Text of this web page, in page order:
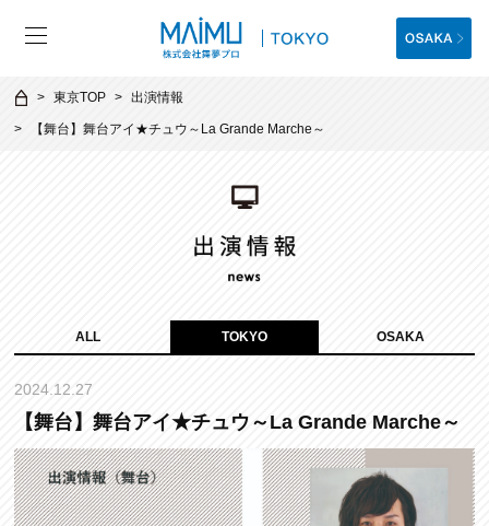
東京TOP 出演情報
【舞台】舞台アイ★チュウ～La Grande Marche～
ALL TOKYO OSAKA
2024.12.27
【舞台】舞台アイ★チュウ～La Grande Marche～